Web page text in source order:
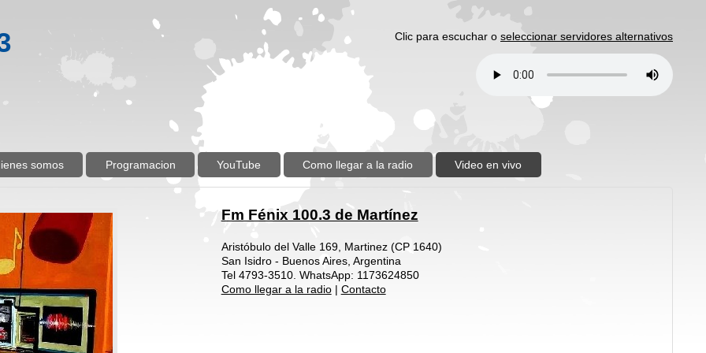
Clic para escuchar o seleccionar servidores alternativos
somos Programacion YouTube Como llegar a la radio Video en vivo
Fm Fénix 100.3 de Martínez
Aristóbulo del Valle 169, Martinez (CP 1640)
San Isidro - Buenos Aires, Argentina
Tel 4793-3510. WhatsApp: 1173624850
Como llegar a la radio| Contacto